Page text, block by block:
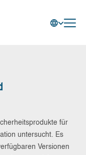
für
untersucht. Es
Versionen